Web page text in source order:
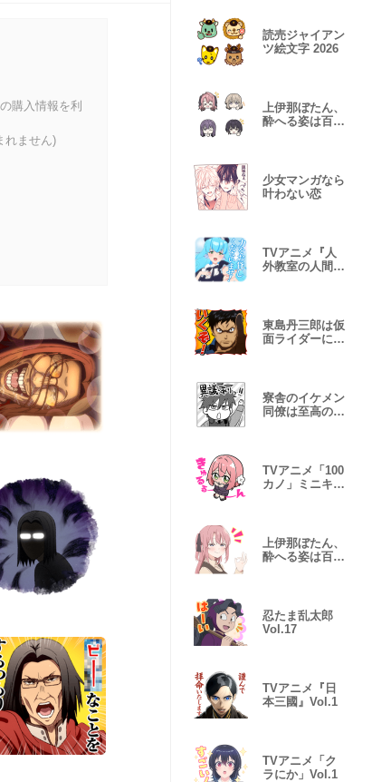
購入情報を利
れません)
読売ジャイアン
ツ絵文字 2026
上伊那ぼたん、
酔へる姿は百合
少女マンガなら
叶わない恋
TVアニメ『人
外教室の人間嫌
東島丹三郎は仮
面ライダーにな
寮舎のイケメン
同僚は至高のプ
TVアニメ「100
カノ」ミニキャ
上伊那ぼたん、
酔へる姿は百合
忍たま乱太郎
Vol.17
TVアニメ『日
本三國』Vol.1
TVアニメ「ク
ラにか」Vol.1